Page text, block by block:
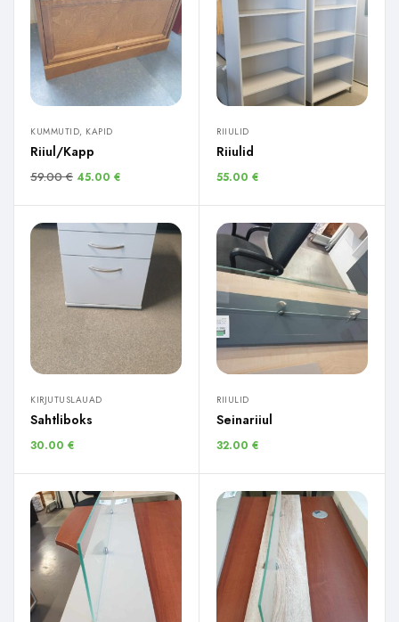
KUMMUTID, KAPID
Riiul/Kapp
59.00€ 45.00 €
RIIULID
Riiulid
55.00 €
KIRJUTUSLAUAD
Sahtliboks
30.00 €
RIIULID
Seinariiul
32.00 €